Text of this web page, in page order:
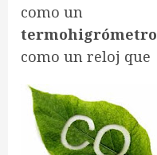
como un
termohigrómetro
como un reloj que